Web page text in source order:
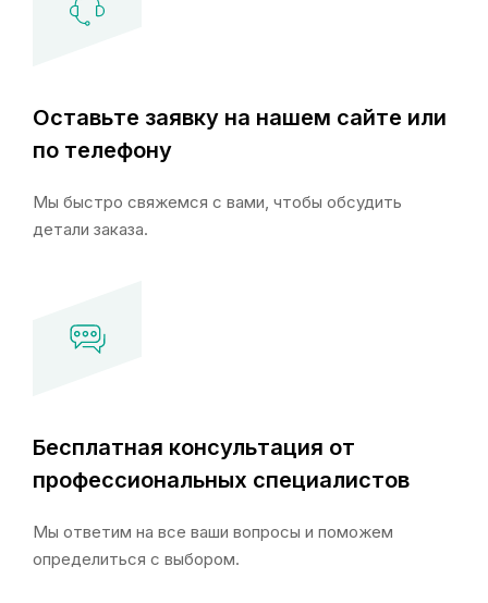
Оставьте заявку на нашем сайте или
по телефону
Мы быстро свяжемся с вами, чтобы обсудить
детали заказа.
Бесплатная консультация от
профессиональных специалистов
Мы ответим на все ваши вопросы и поможем
определиться с выбором.